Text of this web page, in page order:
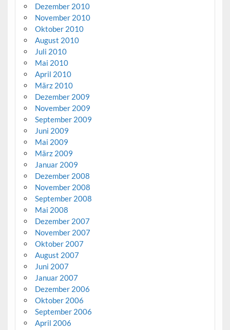
Dezember 2010
November 2010
Oktober 2010
August 2010
Juli 2010
Mai 2010
April 2010
März 2010
Dezember 2009
November 2009
September 2009
Juni 2009
Mai 2009
März 2009
Januar 2009
Dezember 2008
November 2008
September 2008
Mai 2008
Dezember 2007
November 2007
Oktober 2007
August 2007
Juni 2007
Januar 2007
Dezember 2006
Oktober 2006
September 2006
April 2006